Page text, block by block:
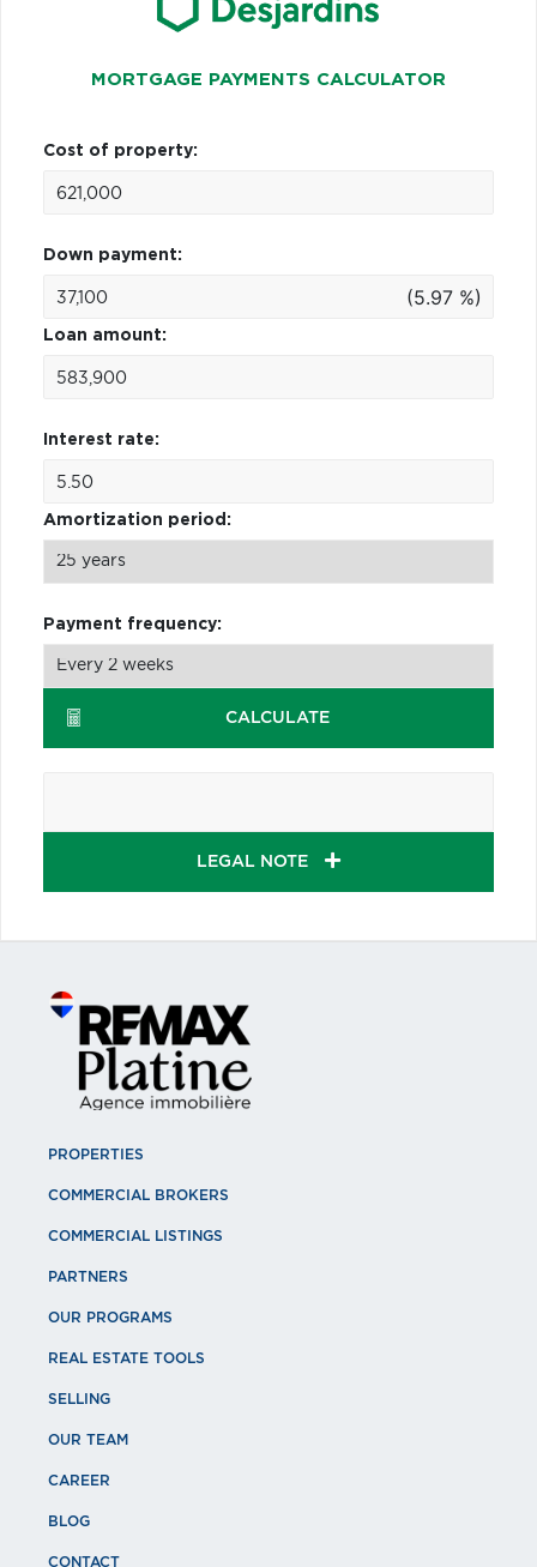
MORTGAGE PAYMENTS CALCULATOR
Cost of property:
Down payment:
(5.97 %)
Loan amount:
Interest rate:
Amortization period:
Payment frequency:
CALCULATE
LEGAL NOTE
PROPERTIES
COMMERCIAL BROKERS
COMMERCIAL LISTINGS
PARTNERS
OUR PROGRAMS
REAL ESTATE TOOLS
SELLING
OUR TEAM
CAREER
BLOG
CONTACT